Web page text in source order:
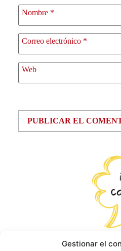
Gestionar el
Nombre *
Correo electrónico *
Web